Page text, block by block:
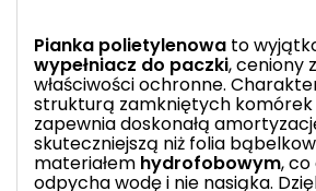
Pianka polietylenowa to
wypełniacz do paczki, ceniony
właściwości ochronne.
strukturą zamkniętych
zapewnia doskonałą
skuteczniejszą niż folia
materiałem hydrofobowym, co
odpycha wodę i nie nasiąka.